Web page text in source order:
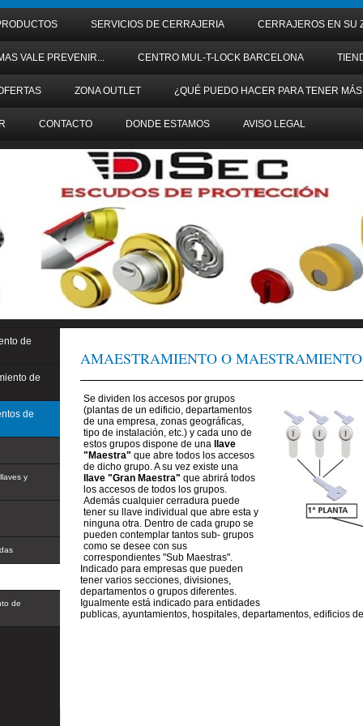
SERVICIOS DE CERRAJERIA CERRAJEROS EN SU
VALE PREVENIR... CENTRO MUL-T-LOCK BARCELONA
ZONA OUTLET ¿QUÉ PUEDO HACER PARA TENER
CONTACTO DONDE ESTAMOS AVISO LEGAL
de
de
de
y
de
AMAESTRAMIENTO O MAESTRAMIENTO
Se dividen los accesos por grupos
(plantas de un edificio, departamentos
de una empresa, zonas geográficas,
tipo de instalación, etc.) y cada uno de
estos grupos dispone de una
llave
"Maestra" que abre todos los accesos
de dicho grupo. A su vez existe una
llave "Gran Maestra" que abrirá todos
los accesos de todos los grupos.
Además cualquier cerradura puede
tener su llave individual que abre esta y
ninguna otra. Dentro de cada grupo se
pueden contemplar tantos sub- grupos
como se desee con sus
correspondientes "Sub Maestras".
Indicado para empresas que pueden
tener varios secciones, divisiones,
departamentos o grupos diferentes.
Igualmente está indicado para entidades
publicas, ayuntamientos, hospitales, departamentos, edificios